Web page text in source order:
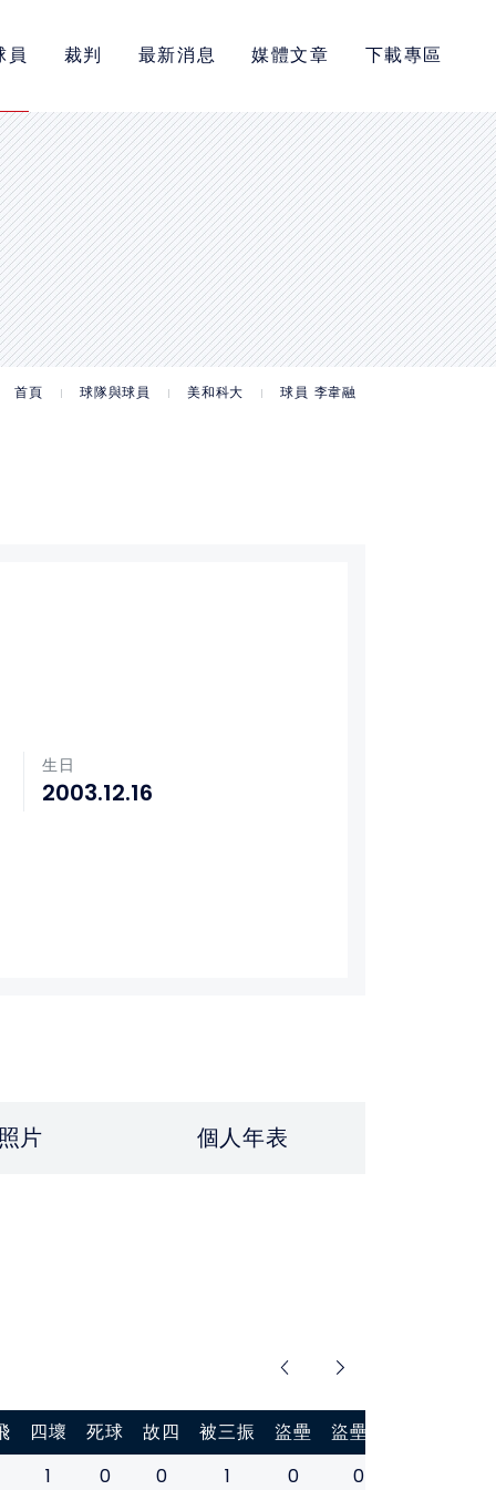
員 裁判 最新消息 媒體文章 下載專區
首頁 球隊與球員 美和科大 球員 李韋融
生日
2003.12.16
片 個人年表
四壞 死球 故四 被三振 盜壘 盜壘刺
1 0 0 1 0 0